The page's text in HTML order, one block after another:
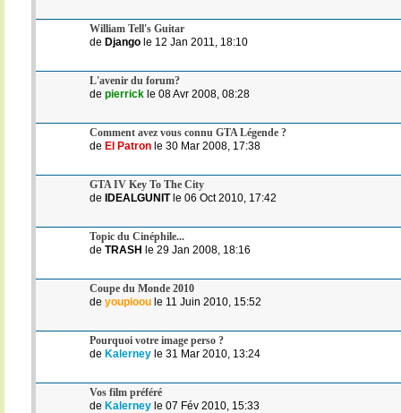
William Tell's Guitar
de Djangole 12 Jan 2011, 18:10
L'avenir du forum?
de pierrickle 08 Avr 2008, 08:28
Comment avez vous connu GTA Légende ?
de El Patronle 30 Mar 2008, 17:38
GTA IV Key To The City
de IDEALGUNITle 06 Oct 2010, 17:42
Topic du Cinéphile...
de TRASH le 29 Jan 2008, 18:16
Coupe du Monde 2010
de youpiooule 11 Juin 2010, 15:52
Pourquoi votre image perso ?
de Kalerneyle 31 Mar 2010, 13:24
Vos film préféré
de Kalerneyle 07 Fév 2010, 15:33